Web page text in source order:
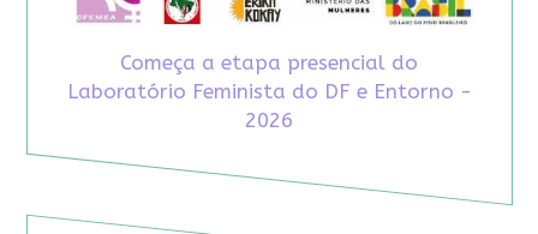
Começa a etapa presencial do
Laboratório Feminista do DF e Entorno -
2026